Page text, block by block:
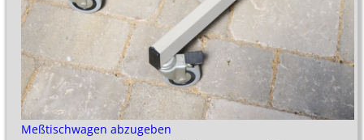
Meßtischwagen abzugeben